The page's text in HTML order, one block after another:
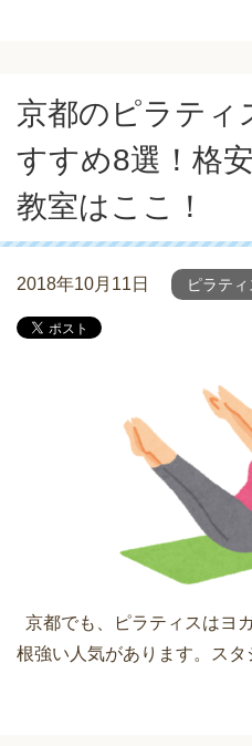
京都のピラティ
すすめ8選！格
教室はここ！
2018年10月11日 ピラティ
京都でも、ピラティスはヨ
根強い人気があります。スタ